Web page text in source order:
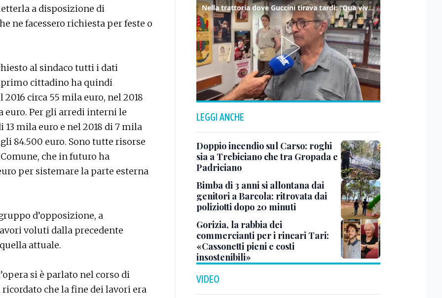
a disposizione di
ne facessero richiesta per feste o
al sindaco tutti i dati
cittadino ha quindi
circa 55 mila euro, nel 2018
euro. Per gli arredi interni le
13 mila euro e nel 2018 di 7 mila
84.500 euro. Sono tutte risorse
che in futuro ha
per sistemare la parte esterna
d’opposizione, a
voluti dalla precedente
attuale.
si è parlato nel corso di
che la fine dei lavori era
Nella trattoria dove Guccini tirava tardi: “Qua viveva di notte”
LEGGI ANCHE
Doppio incendio sul Carso: roghi
sia a Trebiciano che tra Gropada e
Padriciano
Bimba di 3 anni si allontana dai
genitori a Barcola: ritrovata dai
poliziotti dopo 20 minuti
Gorizia, la rabbia dei
commercianti per i rincari Tari:
«Cassonetti pieni e costi
insostenibili»
VIDEO